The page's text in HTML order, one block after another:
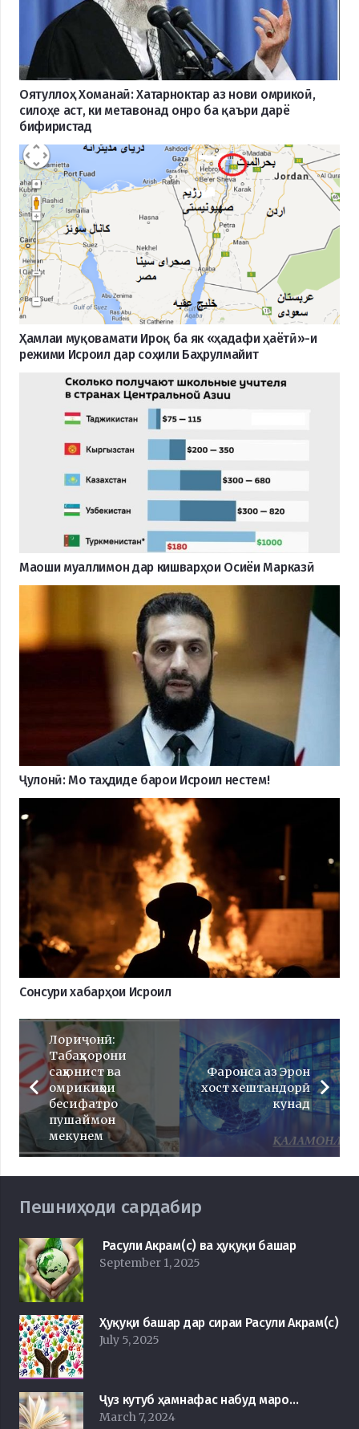
Оятуллоҳ Хоманаӣ: Хатарноктар аз нови омрикоӣ,
силоҳе аст, ки метавонад онро ба қаъри дарё
бифиристад
Ҳамлаи муқовамати Ироқ ба як «ҳадафи ҳаётӣ»-и
режими Исроил дар соҳили Баҳрулмайит
Маоши муаллимон дар кишварҳои Осиёи Марказӣ
Ҷулонӣ: Мо таҳдиде барои Исроил нестем!
Сонсури хабарҳои Исроил
Лориҷонӣ:
Табаҳкорони
саҳюнист ва
омрикиҳои
бесифатро
пушаймон
мекунем
Фаронса аз Эрон
хост хештандорӣ
кунад
Пешниҳоди сардабир
Расули Акрам(с) ва ҳуқуқи башар
September 1, 2025
Ҳуқуқи башар дар сираи Расули Акрам(с)
July 5, 2025
Ҷуз кутуб ҳамнафас набуд маро…
March 7, 2024